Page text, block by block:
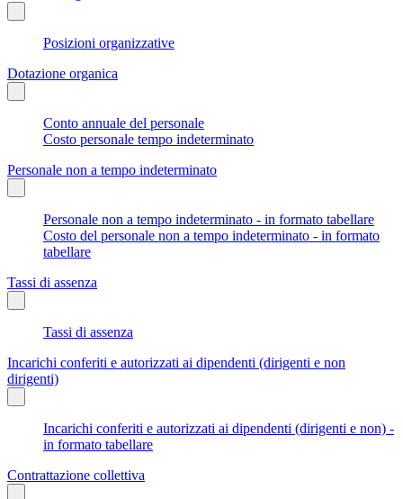
Posizioni organizzative
Dotazione organica
Conto annuale del personale
Costo personale tempo indeterminato
Personale non a tempo indeterminato
Personale non a tempo indeterminato - in formato tabellare
Costo del personale non a tempo indeterminato - in formato
tabellare
Tassi di assenza
Tassi di assenza
Incarichi conferiti e autorizzati ai dipendenti (dirigenti e non
dirigenti)
Incarichi conferiti e autorizzati ai dipendenti (dirigenti e non) -
in formato tabellare
Contrattazione collettiva